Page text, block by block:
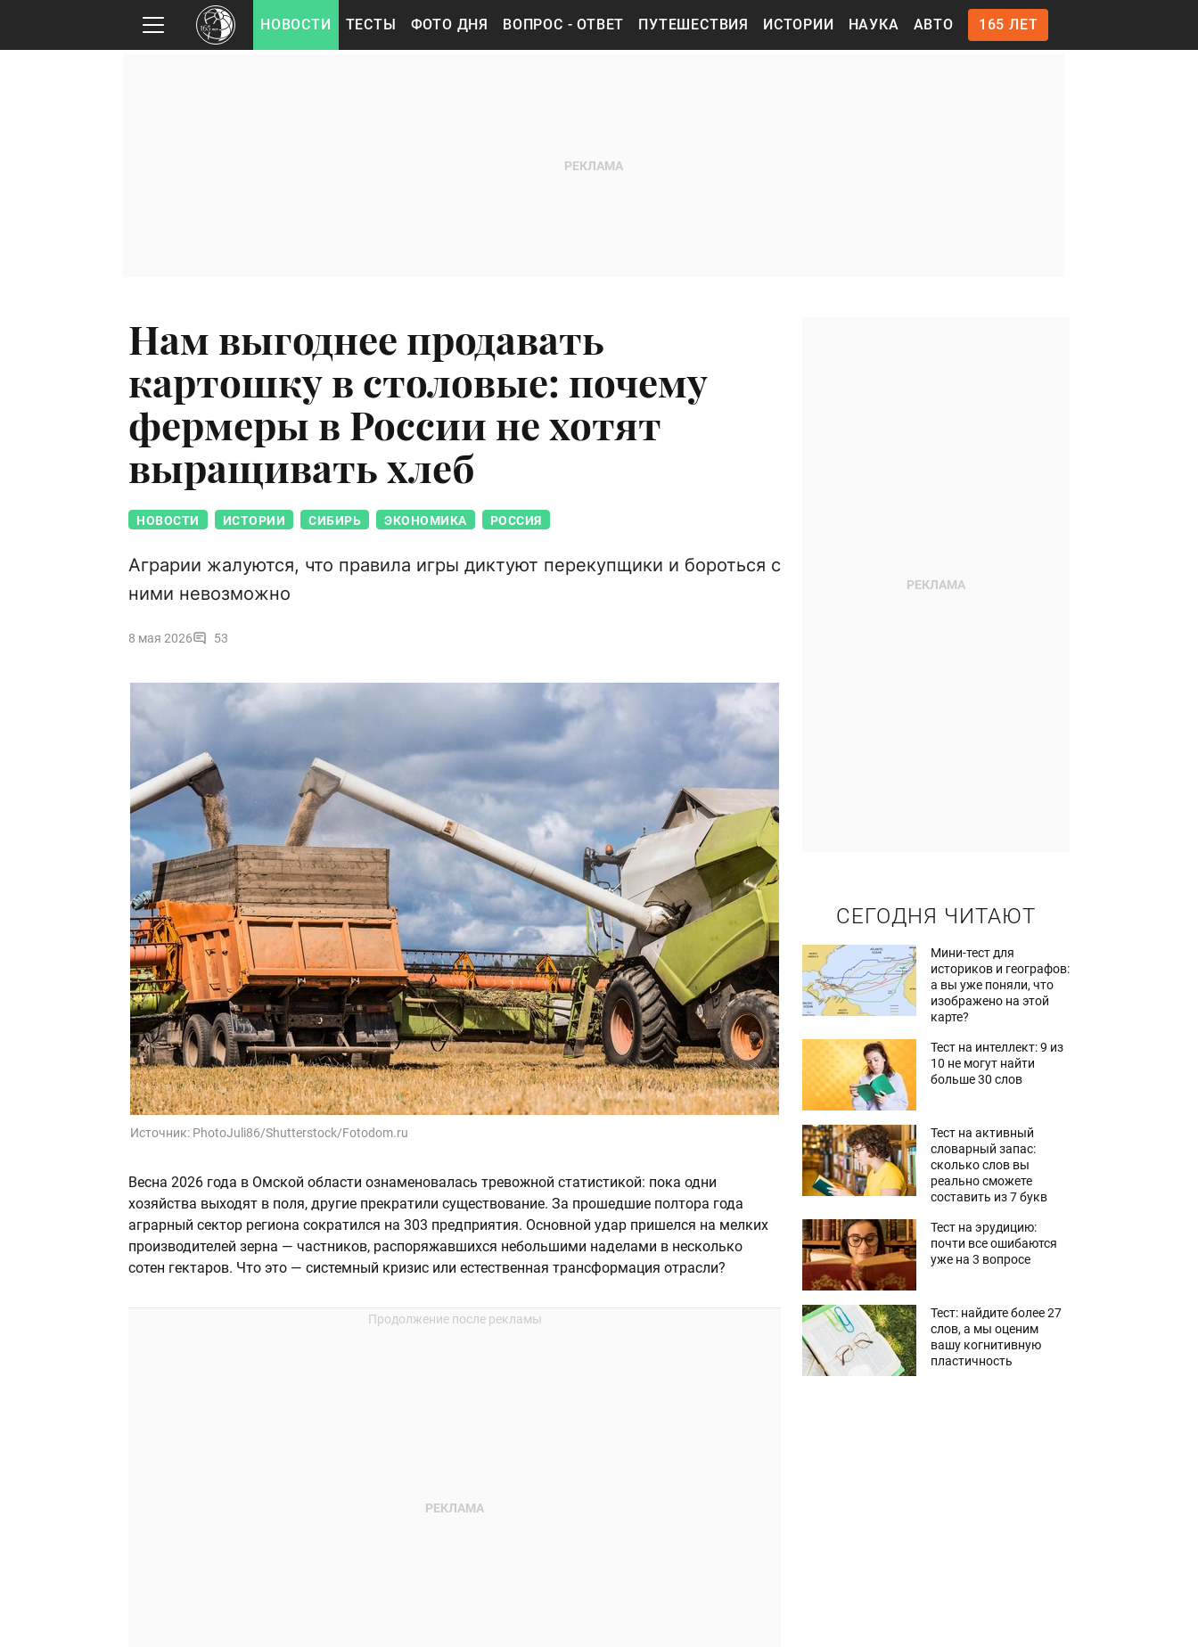
НОВОСТИ ТЕСТЫ ФОТО ДНЯ ВОПРОС - ОТВЕТ ПУТЕШЕСТВИЯ ИСТОРИИ НАУКА АВТО 165 ЛЕТ
Нам выгоднее продавать
картошку в столовые: почему
фермеры в России не хотят
выращивать хлеб
НОВОСТИ ИСТОРИИ СИБИРЬ ЭКОНОМИКА РОССИЯ
Аграрии жалуются, что правила игры диктуют перекупщики и бороться с
ними невозможно
8 мая 2026 53
Источник: PhotoJuli86/Shutterstock/Fotodom.ru
Весна 2026 года в Омской области ознаменовалась тревожной статистикой: пока одни
хозяйства выходят в поля, другие прекратили существование. За прошедшие полтора года
аграрный сектор региона сократился на 303 предприятия. Основной удар пришелся на мелких
производителей зерна — частников, распоряжавшихся небольшими наделами в несколько
сотен гектаров. Что это — системный кризис или естественная трансформация отрасли?
СЕГОДНЯ ЧИТАЮТ
Мини-тест для
историков и географов:
а вы уже поняли, что
изображено на этой
карте?
Тест на интеллект: 9 из
10 не могут найти
больше 30 слов
Тест на активный
словарный запас:
сколько слов вы
реально сможете
составить из 7 букв
Тест на эрудицию:
почти все ошибаются
уже на 3 вопросе
Тест: найдите более 27
слов, а мы оценим
вашу когнитивную
пластичность